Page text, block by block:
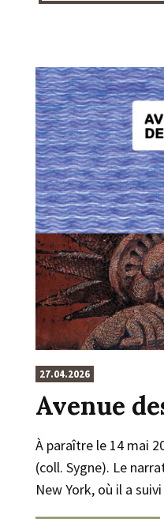
27.04.2026
Avenue
À paraître le 14 mai
(coll. Sygne). Le
New York, où il a